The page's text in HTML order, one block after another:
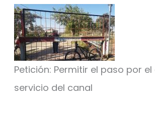
Petición: Permitir el paso por
servicio del canal